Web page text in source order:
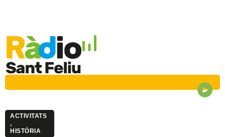
ACTIVITATS
,
HISTÒRIA